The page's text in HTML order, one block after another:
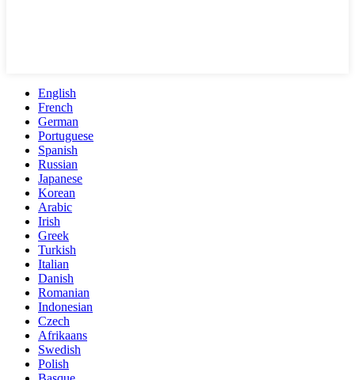
English
French
German
Portuguese
Spanish
Russian
Japanese
Korean
Arabic
Irish
Greek
Turkish
Italian
Danish
Romanian
Indonesian
Czech
Afrikaans
Swedish
Polish